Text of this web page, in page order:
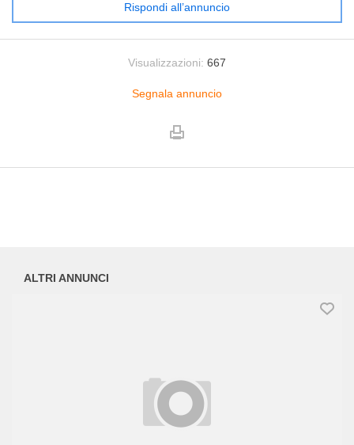
Rispondi all’annuncio
Visualizzazioni: 667
Segnala annuncio
ALTRI ANNUNCI